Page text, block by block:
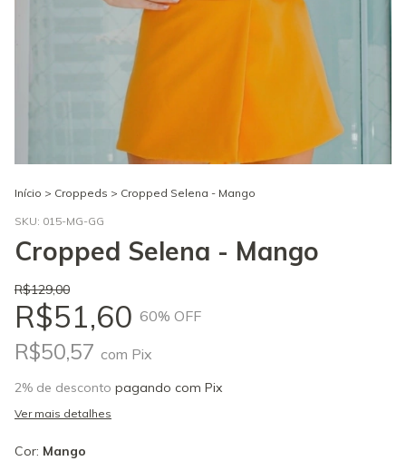
Início > Croppeds > Cropped Selena - Mango
SKU: 015-MG-GG
Cropped Selena - Mango
R$129,00
R$51,60 60% OFF
R$50,57 com Pix
2% de desconto pagando com Pix
Ver mais detalhes
Cor: Mango